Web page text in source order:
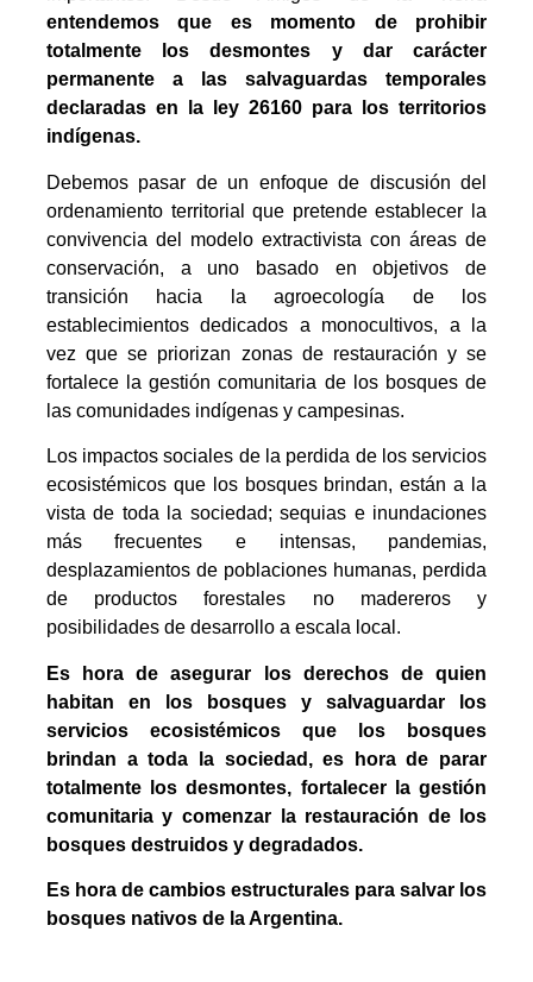
entendemos que es momento de prohibir
totalmente los desmontes y dar carácter
permanente a las salvaguardas temporales
declaradas en la ley 26160 para los territorios
indígenas.
Debemos pasar de un enfoque de discusión del
ordenamiento territorial que pretende establecer la
convivencia del modelo extractivista con áreas de
conservación, a uno basado en objetivos de
transición hacia la agroecología de los
establecimientos dedicados a monocultivos, a la
vez que se priorizan zonas de restauración y se
fortalece la gestión comunitaria de los bosques de
las comunidades indígenas y campesinas.
Los impactos sociales de la perdida de los servicios
ecosistémicos que los bosques brindan, están a la
vista de toda la sociedad; sequias e inundaciones
más frecuentes e intensas, pandemias,
desplazamientos de poblaciones humanas, perdida
de productos forestales no madereros y
posibilidades de desarrollo a escala local.
Es hora de asegurar los derechos de quien
habitan en los bosques y salvaguardar los
servicios ecosistémicos que los bosques
brindan a toda la sociedad, es hora de parar
totalmente los desmontes, fortalecer la gestión
comunitaria y comenzar la restauración de los
bosques destruidos y degradados.
Es hora de cambios estructurales para salvar los
bosques nativos de la Argentina.